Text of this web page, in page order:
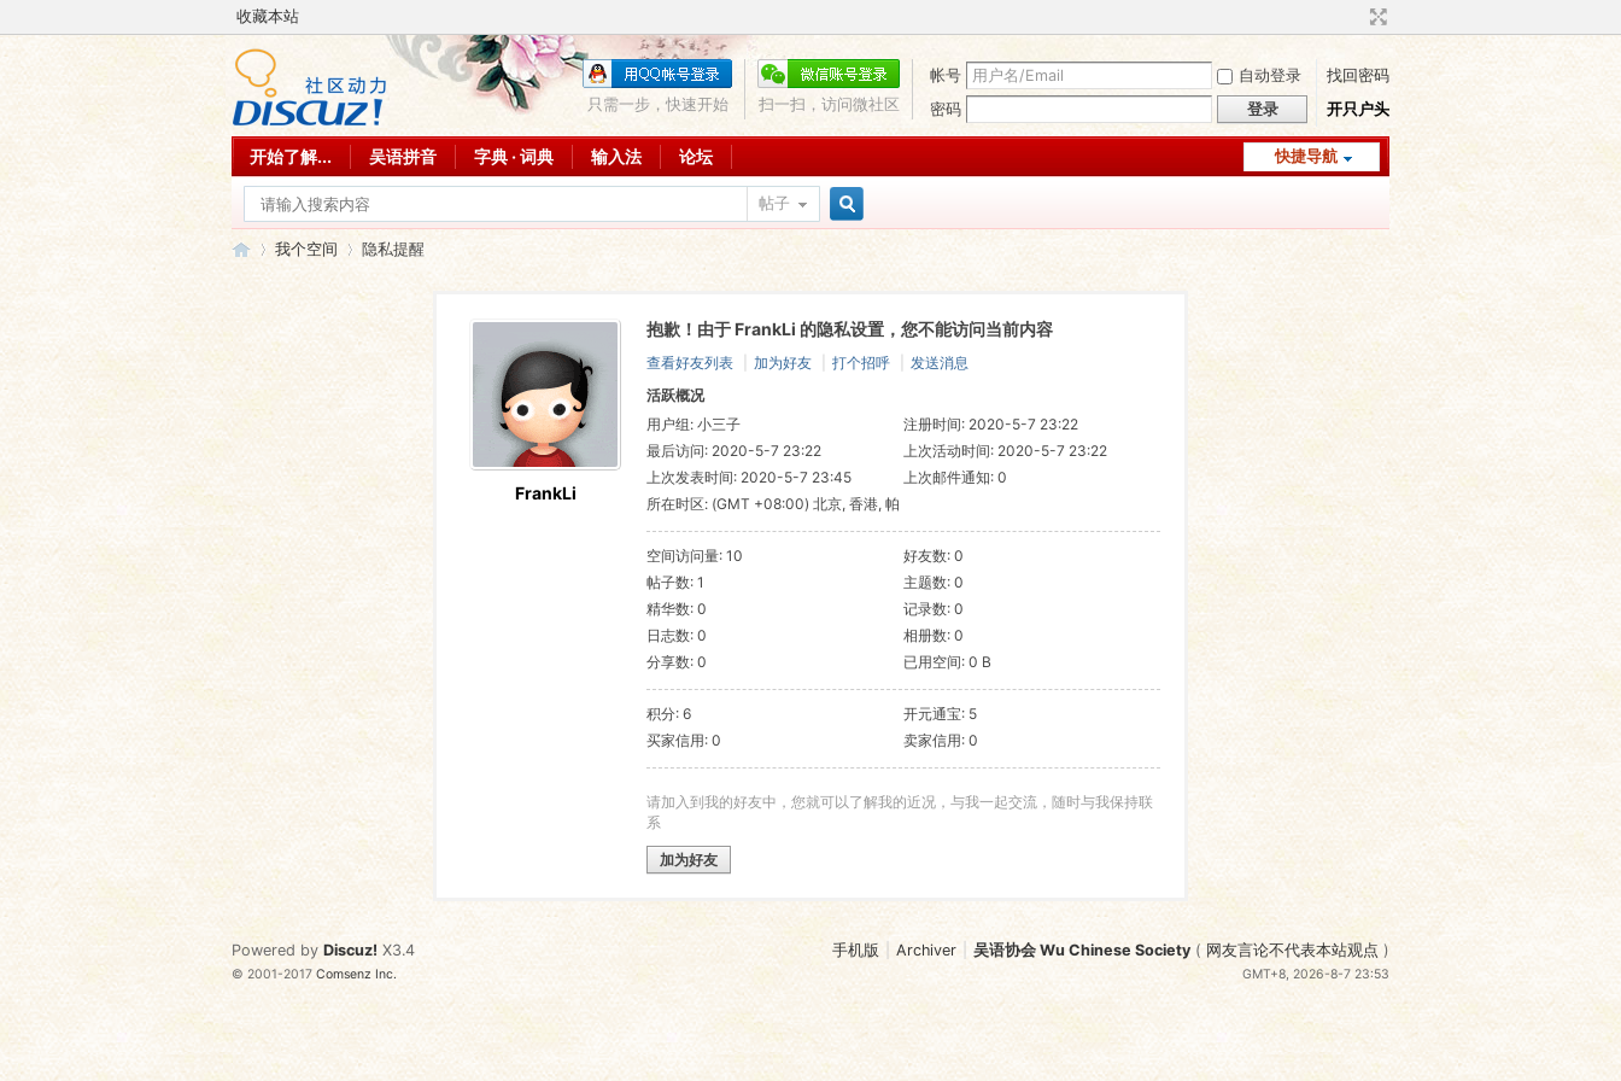
收藏本站
帐号 自动登录
找回密码
密码
登录 开只户头
扫一扫，访问微社区
只需一步，快速开始
快捷导航
开始了解... 吴语拼音 字典 · 词典 输入法 论坛
帖子
索
语
我个空间
›
隐私提醒
FrankLi
抱歉！由于 FrankLi 的隐私设置，您不能访问当前内容
查看好友列表 加为好友 打个招呼
发送消息
活跃概况
用户组: 小三子
注册时间: 2020-5-7 23:22
最后访问: 2020-5-7 23:22
上次活动时间: 2020-5-7 23:22
上次发表时间: 2020-5-7 23:45
上次邮件通知: 0
所在时区: (GMT +08:00) 北京, 香港, 帕
空间访问量: 10
好友数: 0
帖子数: 1
主题数: 0
精华数: 0
记录数: 0
日志数: 0
相册数: 0
分享数: 0
已用空间: 0 B
积分: 6
开元通宝: 5
买家信用: 0
卖家信用: 0
请加入到我的好友中，您就可以了解我的近况，与我一起交流，随时与我保持联
系
加为好友
手机版 Archiver 吴语协会 Wu Chinese Society( 网友言论不代表本站观点 )
GMT+8, 2026-8-7 23:53
Powered by Discuz! X3.4
© 2001-2017 Comsenz Inc.